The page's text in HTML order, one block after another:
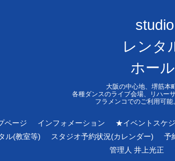
レンタ
ホー
大阪の中心地、堺筋本
各種ダンスのライブ会場、リハー
フラメンコでのご利用可能
ページ インフォメーション ★イベントスケ
ル(教室等)
スタジオ予約状況(カレンダー) 予
管理人 井上光正